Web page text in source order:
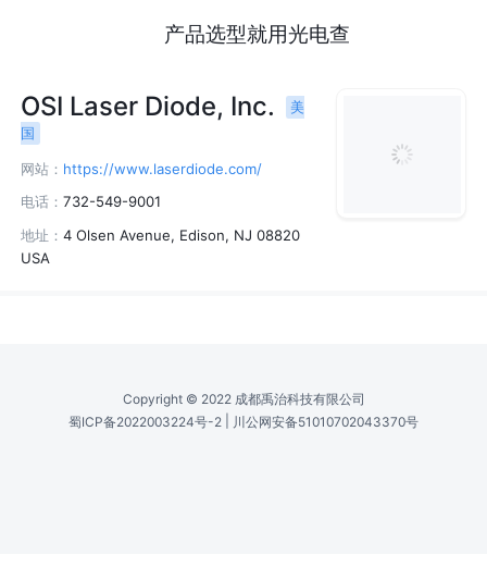
产品选型就用光电查
OSI Laser Diode, Inc.
美
国
网站： https://www.laserdiode.com/
电话：732-549-9001
地址：4 Olsen Avenue, Edison, NJ 08820
USA
Copyright © 2022 成都禹治科技有限公司
蜀ICP备2022003224号-2
川公网安备51010702043370号